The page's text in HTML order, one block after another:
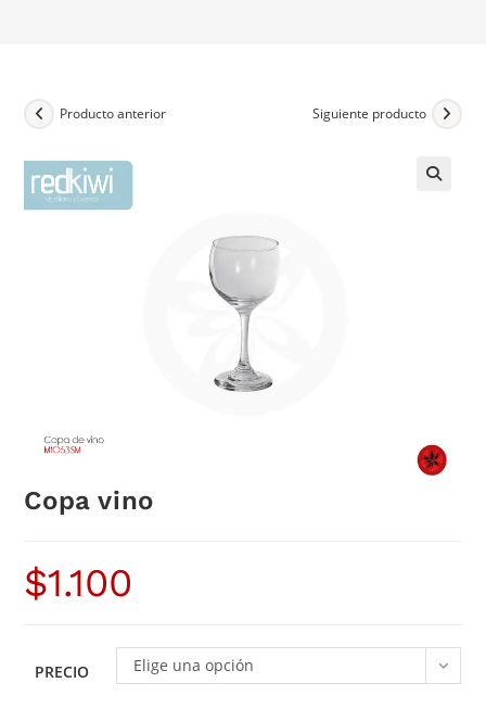
Contacto
Producto anterior Siguiente producto
Copa vino
$1.100
PRECIO Elige una opción